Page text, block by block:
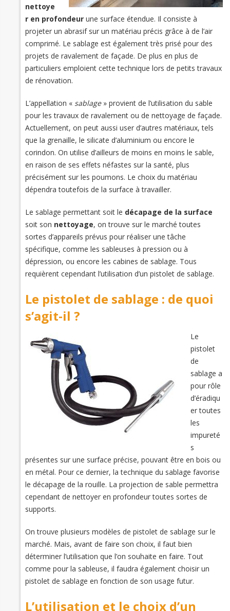
nettoye
r en profondeurune surface étendue. Il consiste à
projeter un abrasif sur un matériau précis grâce à de l’air
comprimé. Le sablage est également très prisé pour des
projets de ravalement de façade. De plus en plus de
particuliers emploient cette technique lors de petits travaux
de rénovation.
L’appellation « sablage» provient de l’utilisation du sable
pour les travaux de ravalement ou de nettoyage de façade.
Actuellement, on peut aussi user d’autres matériaux, tels
que la grenaille, le silicate d’aluminium ou encore le
corindon. On utilise d’ailleurs de moins en moins le sable,
en raison de ses effets néfastes sur la santé, plus
précisément sur les poumons. Le choix du matériau
dépendra toutefois de la surface à travailler.
Le sablage permettant soit le décapage de la surface
soit son nettoyage, on trouve sur le marché toutes
sortes d’appareils prévus pour réaliser une tâche
spécifique, comme les sableuses à pression ou à
dépression, ou encore les cabines de sablage. Tous
requièrent cependant l’utilisation d’un pistolet de sablage.
Le pistolet de sablage : de quoi
s’agit-il ?
Le
pistolet
de
sablage a
pour rôle
d’éradiqu
er toutes
les
impureté
s
présentes sur une surface précise, pouvant être en bois ou
en métal. Pour ce dernier, la technique du sablage favorise
le décapage de la rouille. La projection de sable permettra
cependant de nettoyer en profondeur toutes sortes de
supports.
On trouve plusieurs modèles de pistolet de sablage sur le
marché. Mais, avant de faire son choix, il faut bien
déterminer l’utilisation que l’on souhaite en faire. Tout
comme pour la sableuse, il faudra également choisir un
pistolet de sablage en fonction de son usage futur.
L’utilisation et le choix d’un